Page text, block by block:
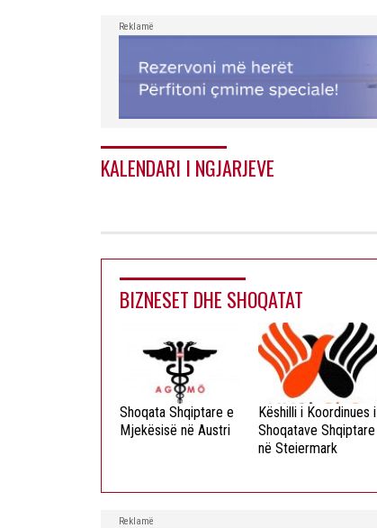
Reklamë
KALENDARI I NGJARJEVE
BIZNESET DHE SHOQATAT
Shoqata Shqiptare e
Mjekësisë në Austri
Këshilli i Koordinues i
Shoqatave Shqiptare
në Steiermark
Reklamë